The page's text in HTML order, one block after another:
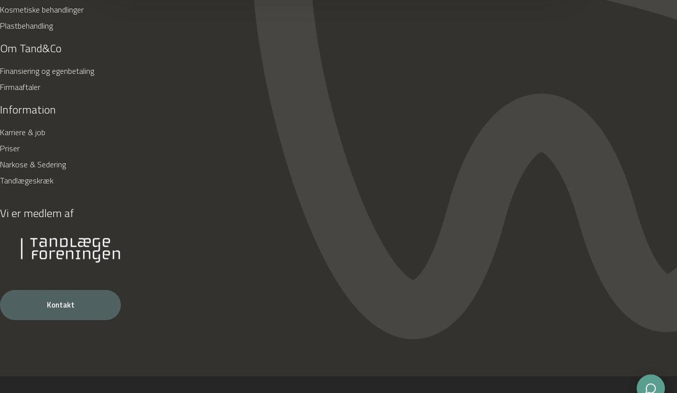
Kosmetiske behandlinger
Plastbehandling
Om Tand&Co
Finansiering og egenbetaling
Firmaaftaler
Information
Karriere & job
Priser
Narkose & Sedering
Tandlægeskræk
Vi er medlem af
Kontakt